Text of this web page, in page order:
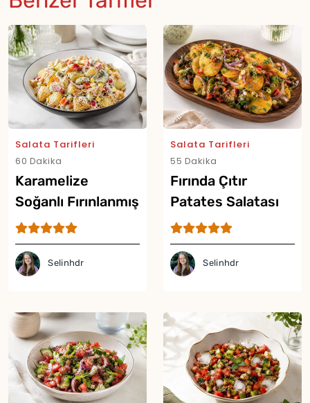
Salata Tarifleri
60 Dakika
Karamelize
Soğanlı Fırınlanmış
Patates Salatası
Tarifi
Selinhdr
Salata Tarifleri
55 Dakika
Fırında Çıtır
Patates Salatası
Tarifi
Selinhdr